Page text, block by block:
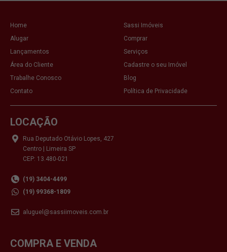
Home
Sassi Imóveis
Alugar
Comprar
Lançamentos
Serviços
Área do Cliente
Cadastre o seu Imóvel
Trabalhe Conosco
Blog
Contato
Política de Privacidade
LOCAÇÃO
Rua Deputado Otávio Lopes, 427
Centro | Limeira SP
CEP: 13.480-021
(19) 3404-4499
(19) 99368-1809
aluguel@sassiimoveis.com.br
COMPRA E VENDA